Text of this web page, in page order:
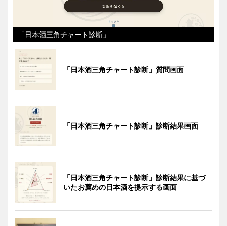
「日本酒三角チャート診断」
「日本酒三角チャート診断」質問画面
「日本酒三角チャート診断」診断結果画面
「日本酒三角チャート診断」診断結果に基づ
いたお薦めの日本酒を提示する画面